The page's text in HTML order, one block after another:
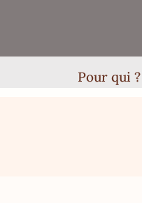
Pour qui ?